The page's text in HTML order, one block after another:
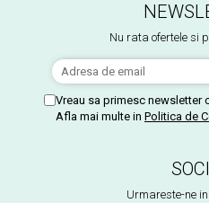
Nu rata ofertele si
Vreau sa primesc newsletter
Afla mai multe in Politica de
Urmareste-ne